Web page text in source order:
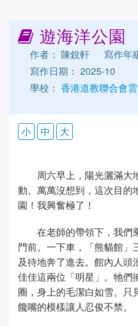
遊海洋公園
作者： 陳銳軒
寫作年
寫作日期： 2025-10
學校： 香港道教聯合會
小 中 大
周六早上，陽光灑滿大
動。萬萬沒想到，這次目的
園！我興奮極了！
在老師的帶領下，我們
門前。一下車，「熊貓館」
及待地奔了進去。館內人頭
佳佳這兩位「明星」。牠們
圈，身上的毛潔白如雪。只
饞嘴的模樣讓人忍俊不禁。